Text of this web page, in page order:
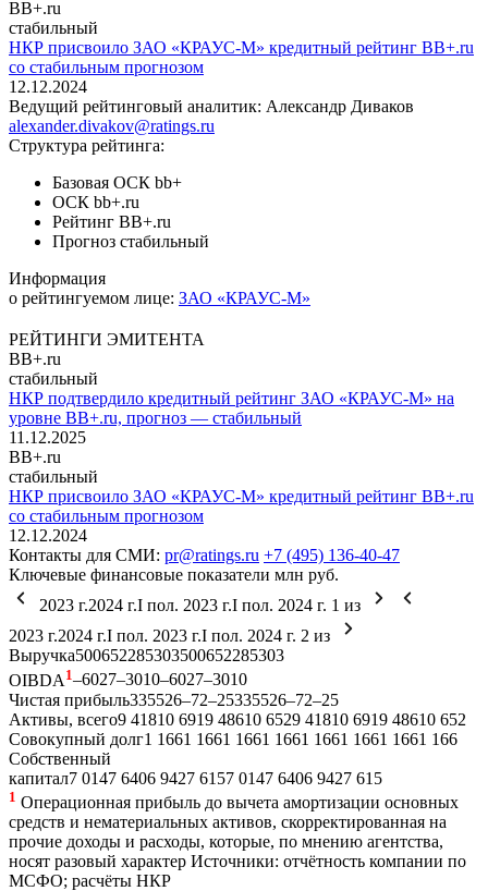
BB+.ru
стабильный
НКР присвоило ЗАО «КРАУС-М» кредитный рейтинг BB+.ru
со стабильным прогнозом
12.12.2024
Ведущий рейтинговый аналитик: Александр Диваков
alexander.divakov@ratings.ru
Структура рейтинга:
Базовая ОСК bb+
ОСК bb+.ru
Рейтинг BB+.ru
Прогноз стабильный
Информация
о рейтингуемом лице: ЗАО «КРАУС-М»
РЕЙТИНГИ ЭМИТЕНТА
BB+.ru
стабильный
НКР подтвердило кредитный рейтинг ЗАО «КРАУС-М» на
уровне BB+.ru, прогноз — стабильный
11.12.2025
BB+.ru
стабильный
НКР присвоило ЗАО «КРАУС-М» кредитный рейтинг BB+.ru
со стабильным прогнозом
12.12.2024
Контакты для СМИ: pr@ratings.ru +7 (495) 136-40-47
Ключевые финансовые показатели млн руб.
2023 г.2024 г.I пол. 2023 г.I пол. 2024 г. 1 из
2023 г.2024 г.I пол. 2023 г.I пол. 2024 г. 2 из
Выручка500652285303500652285303
OIBDA 1–6027–3010–6027–3010
Чистая прибыль335526–72–25335526–72–25
Активы, всего9 41810 6919 48610 6529 41810 6919 48610 652
Совокупный долг1 1661 1661 1661 1661 1661 1661 1661 166
Собственный
капитал7 0147 6406 9427 6157 0147 6406 9427 615
1 Операционная прибыль до вычета амортизации основных
средств и нематериальных активов, скорректированная на
прочие доходы и расходы, которые, по мнению агентства,
носят разовый характер Источники: отчётность компании по
МСФО; расчёты НКР